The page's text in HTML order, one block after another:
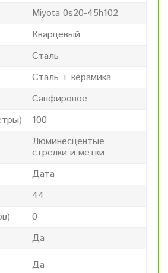
Miyota 0s20-45h102
Кварцевый
Сталь
Сталь + керамика
Сапфировое
100
Люминесцентые
стрелки и метки
Дата
44
0
Да
Да